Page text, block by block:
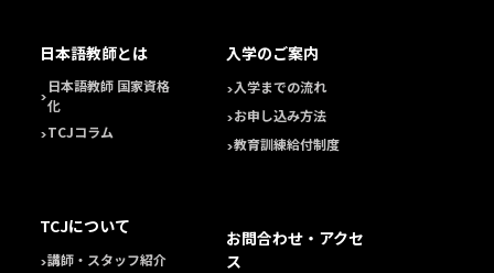
日本語教師とは
日本語教師 国家資格
化
TCJコラム
TCJについて
講師・スタッフ紹介
入学のご案内
入学までの流れ
お申し込み方法
教育訓練給付制度
お問合わせ・アクセ
ス